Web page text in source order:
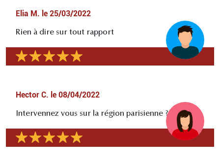
Elia M. le 25/03/2022
Rien à dire sur tout rapport
Hector C. le 08/04/2022
Intervennez vous sur la région parisienne ?